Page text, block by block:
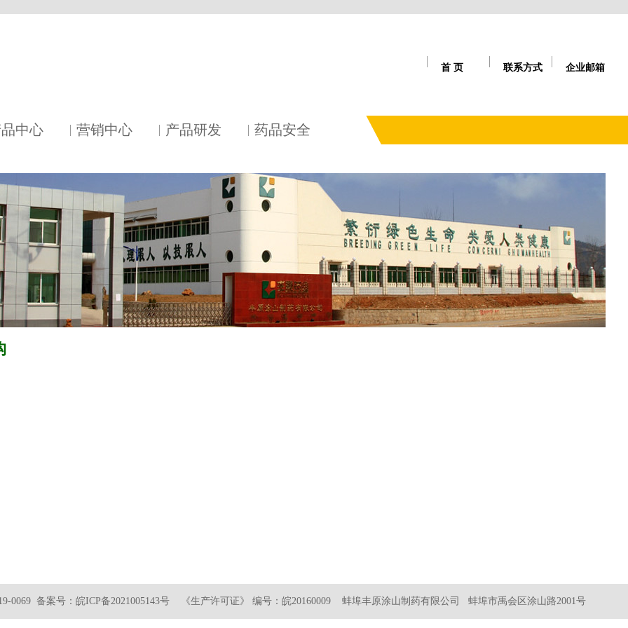
首 页 联系方式 企业邮箱
中心 营销中心 产品研发 药品安全
0069 备案号： 皖ICP备2021005143号 《生产许可证》 编号：皖20160009 蚌埠丰原涂山制药有限公司 蚌埠市禹会区涂山路2001号